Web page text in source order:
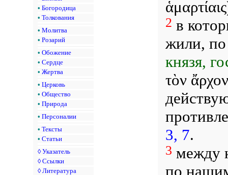
• Богородица
• Толкования
• Молитва
• Розарий
• Обожение
• Сердце
• Жертва
• Церковь
• Общество
• Природа
• Персоналии
• Тексты
• Статьи
◊ Указатель
◊ Ссылки
◊ Литература
2 в
жили,
князя,
τὸν
3, 7.
3 между
по